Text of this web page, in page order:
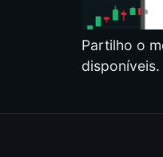
Partilho o
disponíveis.